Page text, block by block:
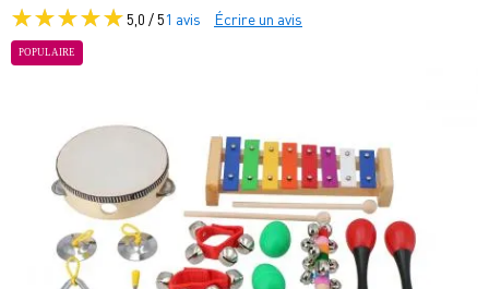
5,0 / 51 avis Écrire un avis
POPULAIRE